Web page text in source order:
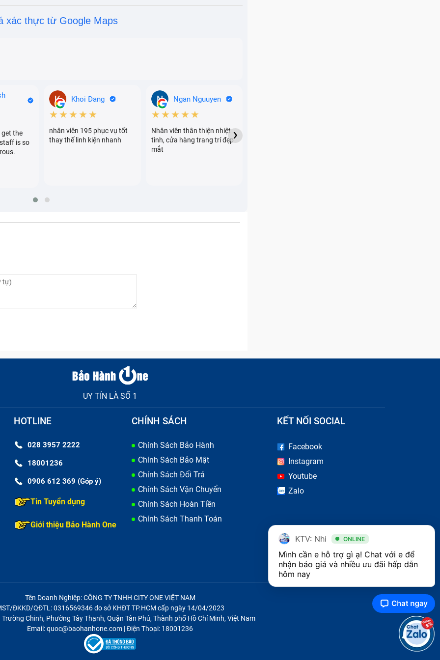
C 67W đặc trưng của Apple
Macbook Pro tại Bảo Hành One
Bị Hỏng
quá nóng hoặc quá ẩm
dẫn đến tình trạngnứt vỏ hoặc đứt dây
Dây sạc Macbook bị hỏng
M2 giá rẻ, chính hãng
sản xuất
, sắp xếp dây sạc ngay ngắn
xác thực từ Google Maps
the
is so
Khoi Đang
★★★★★
nhân viên 195 phục vụ tốt
thay thế linh kiện nhanh
Ngan Nguuyen
★★★★★
Nhân viên thân thiện nhiệt
tình, cửa hàng trang trí đẹp
mắt
›
UY TÍN LÀ SỐ 1
HOTLINE
028 3957 2222
18001236
0906 612 369 (Góp ý)
Tin Tuyển dụng
Giới thiệu Bảo Hành One
CHÍNH SÁCH
Chính Sách Bảo Hành
Chính Sách Bảo Mật
Chính Sách Đổi Trả
Chính Sách Vận Chuyển
Chính Sách Hoàn Tiền
Chính Sách Thanh Toán
KẾT NỐI SOCIAL
Facebook
Instagram
Youtube
Zalo
Tên Doanh Nghiệp: CÔNG TY TNHH CITY ONE VIỆT NAM
ĐKKD/QĐTL: 0316569346 do sở KHĐT TP.HCM cấp ngày 14/04/2023
Trường Chinh, Phường Tây Thạnh, Quận Tân Phú, Thành phố Hồ Chí Minh, Việt Nam
Email: quoc@baohanhone.com | Điện Thoại: 18001236
KTV: Nhi ONLINE
Mình cần e hỗ trợ gì ạ! Chat với e để
nhận báo giá và nhiều ưu đãi hấp dẫn
hôm nay